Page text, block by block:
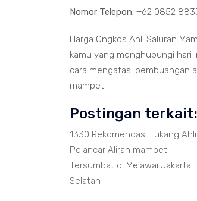
Nomor Telepon: +62 0852
Harga Ongkos Ahli Saluran
kamu yang menghubungi hari
cara mengatasi pembuangan
mampet.
Postingan terkait:
1330 Rekomendasi Tukang Ahli
Pelancar Aliran mampet
Tersumbat di Melawai Jakarta
Selatan